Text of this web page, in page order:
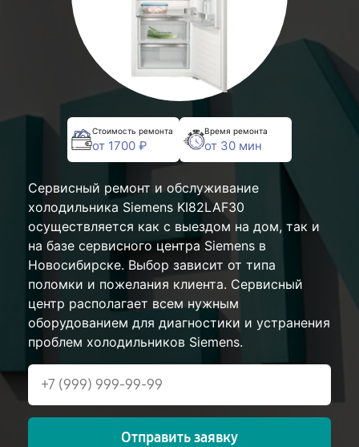
Стоимость ремонта
от 1700 ₽
Время ремонта
от 30 мин
Сервисный ремонт и обслуживание
холодильника Siemens KI82LAF30
осуществляется как с выездом на дом, так и
на базе сервисного центра Siemens в
Новосибирске. Выбор зависит от типа
поломки и пожелания клиента. Сервисный
центр располагает всем нужным
оборудованием для диагностики и устранения
проблем холодильников Siemens.
Отправить заявку